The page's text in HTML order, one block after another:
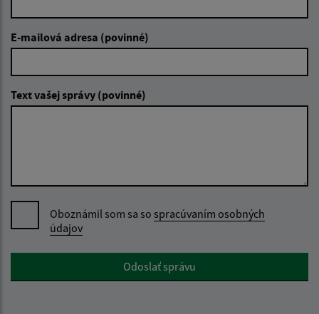
E-mailová adresa (povinné)
Text vašej správy (povinné)
Oboznámil som sa so spracúvaním osobných
údajov
Google reCaptcha ResponseOdoslať správu